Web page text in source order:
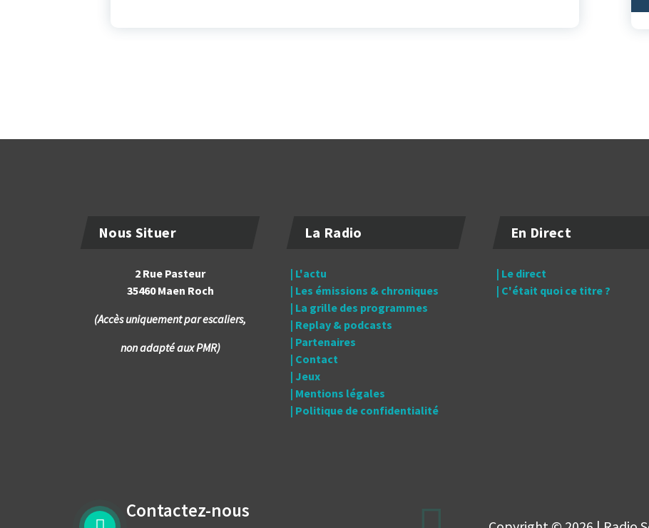
Nous Situer
2 Rue Pasteur
35460 Maen Roch
(Accès uniquement par escaliers,
non adapté aux PMR)
La Radio
| L'actu
| Les émissions & chroniques
| La grille des programmes
| Replay & podcasts
| Partenaires
| Contact
| Jeux
| Mentions légales
| Politique de confidentialité
En Direct
| Le direct
| C'était quoi ce titre ?
Contactez-nous